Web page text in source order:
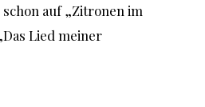
auf „Zitronen im
Lied meiner